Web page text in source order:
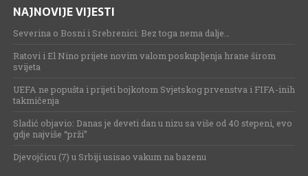
NAJNOVIJE VIJESTI
Severina o Bosni i Srebrenici: Bez toga nema dalje…
Ratovi i El Nino prijete novim valom poskupljenja hrane širom
svijeta
UEFA ne popušta i prijeti bojkotom Svjetskog prvenstva i FIFA-inih
takmičenja
Sladić objavio: Danas je deveti dan u nizu sa više od 40 stepeni, evo
gdje najviše “prži”
Djevojčicu (7) u Srbiji usisao vakum na bazenu